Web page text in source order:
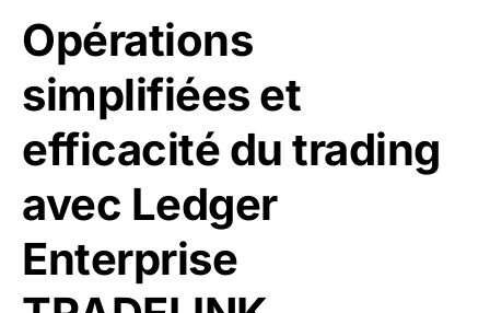
Opérations
simplifiées et
efficacité du trading
avec Ledger
Enterprise